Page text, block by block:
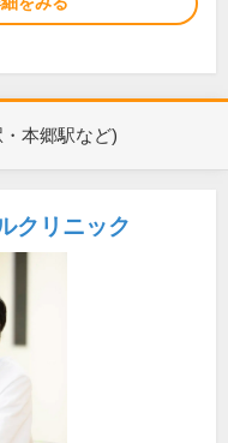
本郷駅など)
クリニック